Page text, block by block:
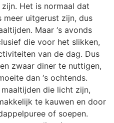
Het is normaal dat
meer uitgerust zijn, dus
Maar ‘s avonds
die voor het slikken,
van de dag. Dus
zwaar diner te nuttigen,
dan ‘s ochtends.
die licht zijn,
te kauwen en door
of soepen.